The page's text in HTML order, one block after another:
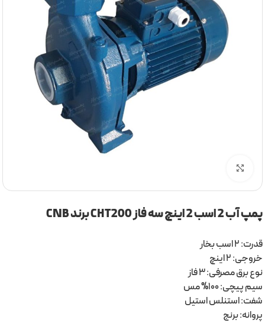
پمپ آب 2 اسب 2 اینچ سه فاز CHT200 برند CNB
قدرت: 2 اسب بخار
خروجی: 2 اینچ
نوع برق مصرفی: 3 فاز
سیم پیچی: 100% مس
شفت: استنلس استیل
پروانه: برنج